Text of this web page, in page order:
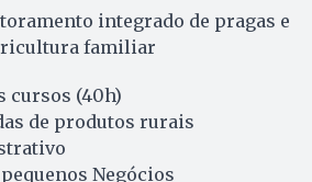
integrado de pragas e
familiar
cursos (40h)
de produtos rurais
Negócios